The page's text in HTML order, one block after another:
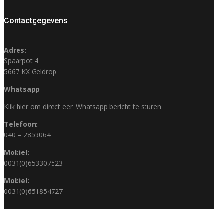
Contactgegevens
Adres:
Spaarpot 4
5667 KX Geldrop
Whatsapp
Klik hier om direct een Whatsapp bericht te sturen
Telefoon:
040 – 2859064
Mobiel:
0031(0)653307523
Mobiel:
0031(0)651854727